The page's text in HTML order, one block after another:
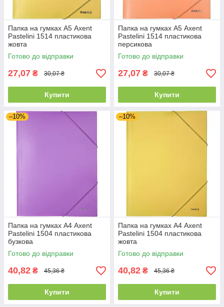
Папка на гумках А5 Axent
Pastelini 1514 пластикова
жовта
Готово до відправки
27,07 ₴ 30,07 ₴
Купити
Папка на гумках А5 Axent
Pastelini 1514 пластикова
персикова
Готово до відправки
27,07 ₴ 30,07 ₴
Купити
–10%
Папка на гумках А4 Axent
Pastelini 1504 пластикова
бузкова
Готово до відправки
40,82 ₴ 45,36 ₴
Купити
–10%
Папка на гумках А4 Axent
Pastelini 1504 пластикова
жовта
Готово до відправки
40,82 ₴ 45,36 ₴
Купити